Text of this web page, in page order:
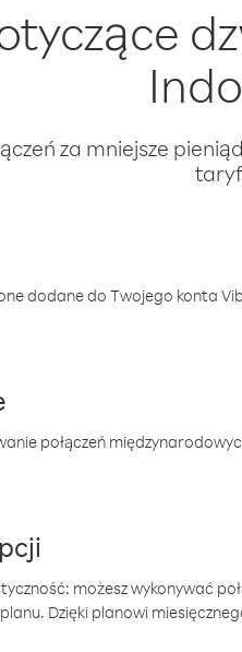
za mniejsze
dodane do Twojego konta
połączeń
możesz wykonywać
Dzięki planowi